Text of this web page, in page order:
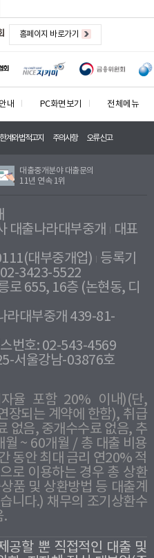
홈페이지 바로가기
내 PC화면보기 전체메뉴
계와법적고지 주의사항 오류신고
대출중개분야 대출문의
11년 연속 1위
대출나라대부중개
대표
대부중개업) 등록기
02-3423-5522
로 655, 16층 (논현동, 디
라대부중개 439-81-
번호: 02-543-4569
서울강남-03876호
율 포함 20% 이내)(단,
장되는 계약에 한함), 취급
없음, 중개수수료 없음, 추
월 ~ 60개월 / 총 대출 비용
동안 최대 금리 연20% 적
로 이용하는 경우 총 상환
품 및 상환방법 등 대출계
니다.) 채무의 조기상환수
.
공할 뿐 직접적인 대출 및